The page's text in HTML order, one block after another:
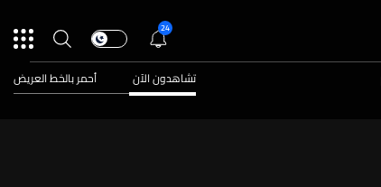
24
تشاهدون الآن أحمر بالخط العريض